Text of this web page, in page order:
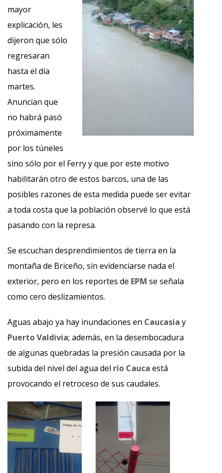
mayor
explicación, les
dijeron que sólo
regresaran
hasta el día
martes.
Anuncian que
no habrá pasó
próximamente
por los túneles
sino sólo por el Ferry y que por este motivo
habilitarán otro de estos barcos, una de las
posibles razones de esta medida puede ser evitar
a toda costa que la población observé lo que está
pasando con la represa.
Se escuchan desprendimientos de tierra en la
montaña de Briceño, sin evidenciarse nada el
exterior, pero en los reportes de EPM se señala
como cero deslizamientos.
Aguas abajo ya hay inundaciones en Caucasia y
Puerto Valdivia; además, en la desembocadura
de algunas quebradas la presión causada por la
subida del nivel del agua del río Cauca está
provocando el retroceso de sus caudales.